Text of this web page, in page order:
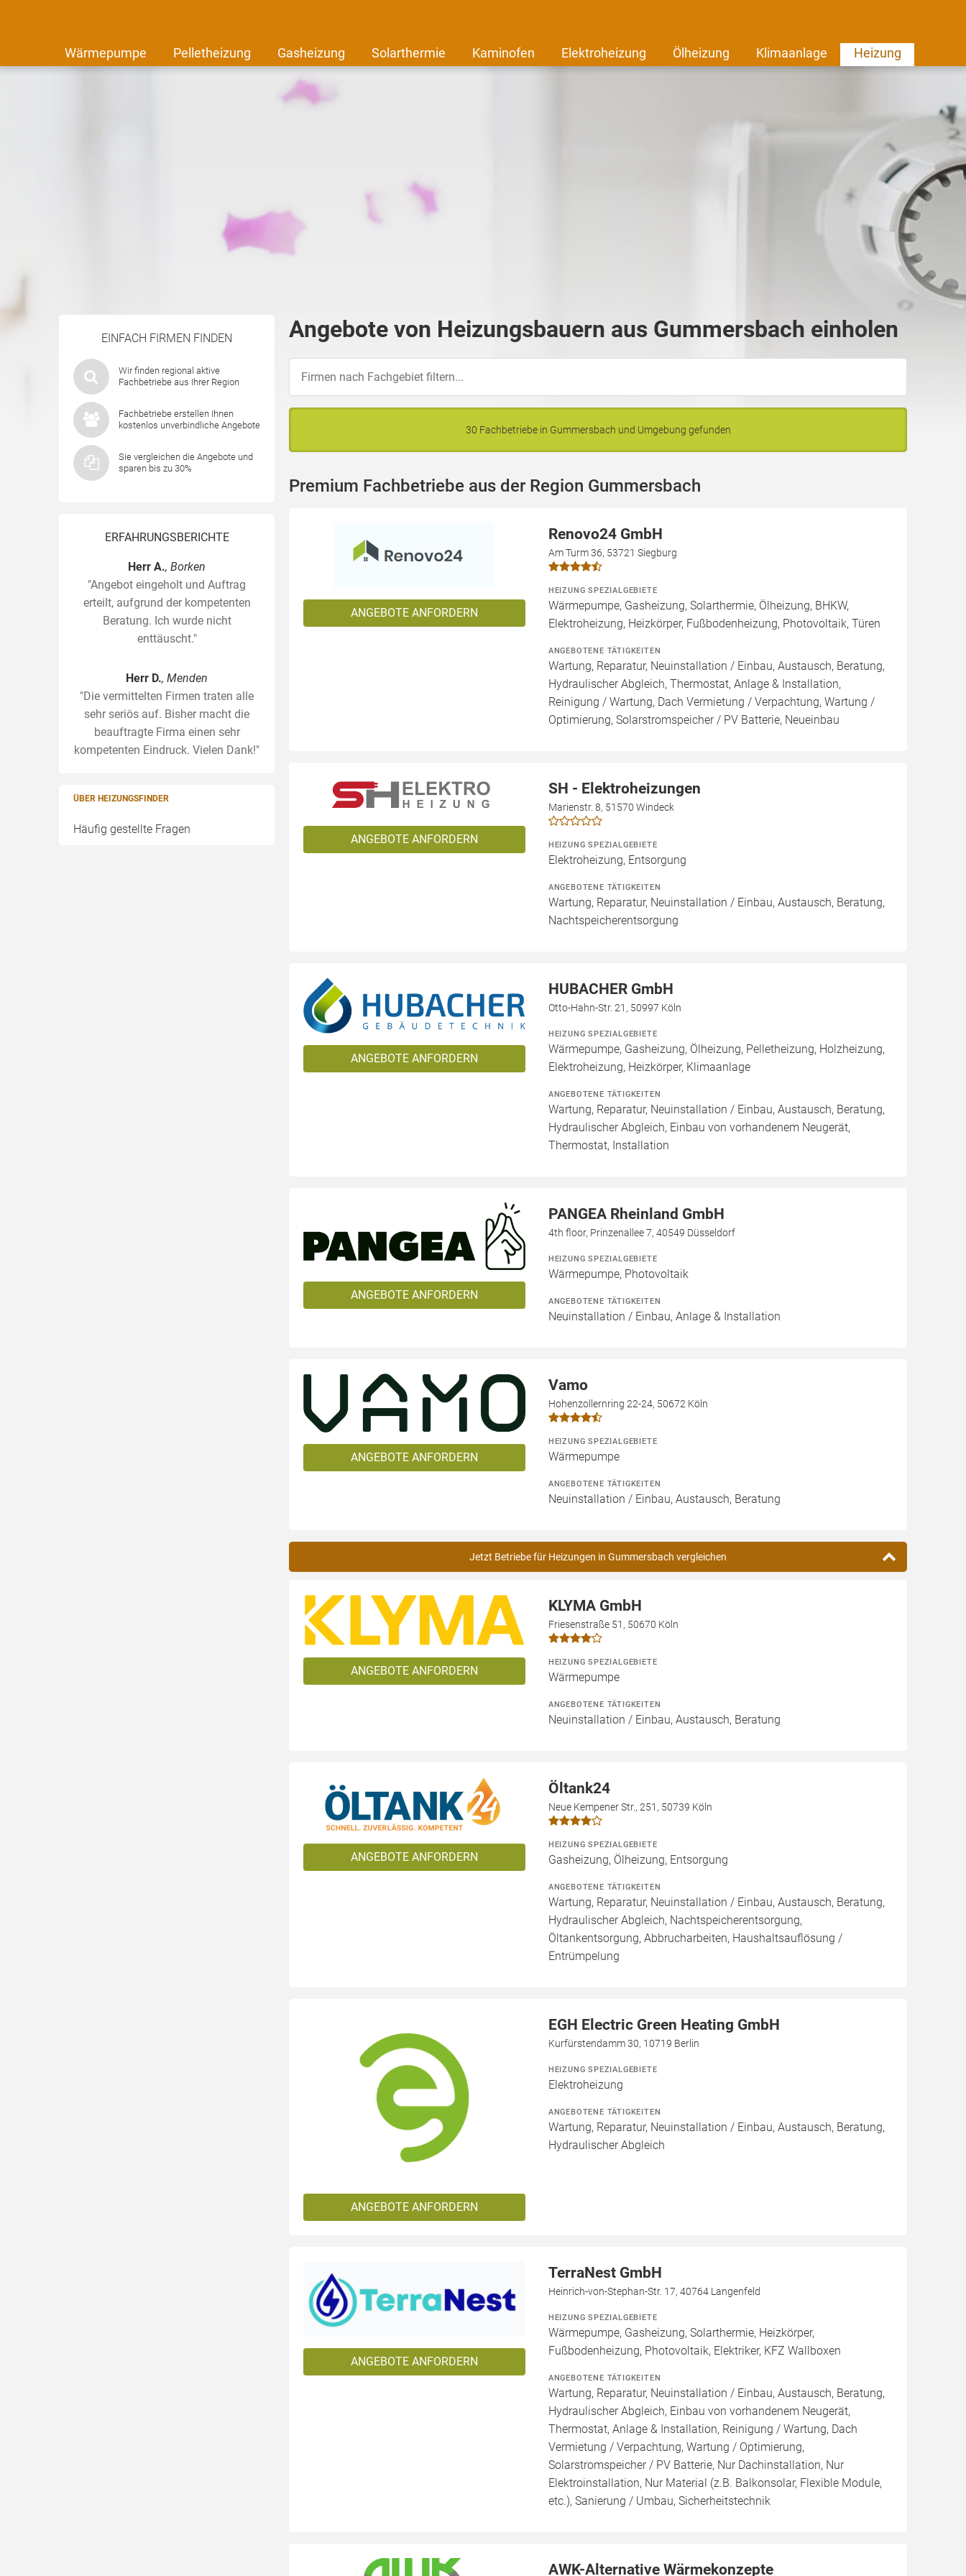
Wärmepumpe Pelletheizung Gasheizung Solarthermie Kaminofen Elektroheizung Ölheizung Klimaanlage Heizung
EINFACH FIRMEN FINDEN
Wir finden regional aktive
Fachbetriebe aus Ihrer Region
Fachbetriebe erstellen Ihnen
kostenlos unverbindliche Angebote
Sie vergleichen die Angebote und
sparen bis zu 30%
ERFAHRUNGSBERICHTE
Herr A., Borken
"Angebot eingeholt und Auftrag
erteilt, aufgrund der kompetenten
Beratung. Ich wurde nicht
enttäuscht."
Herr D., Menden
"Die vermittelten Firmen traten alle
sehr seriös auf. Bisher macht die
beauftragte Firma einen sehr
kompetenten Eindruck. Vielen Dank!"
ÜBER HEIZUNGSFINDER
Häufig gestellte Fragen
Angebote von Heizungsbauern aus Gummersbach einholen
30 Fachbetriebe in Gummersbach und Umgebung gefunden
Premium Fachbetriebe aus der Region Gummersbach
ANGEBOTE ANFORDERN
Renovo24 GmbH
Am Turm 36, 53721 Siegburg
HEIZUNG SPEZIALGEBIETE
Wärmepumpe, Gasheizung, Solarthermie, Ölheizung, BHKW,
Elektroheizung, Heizkörper, Fußbodenheizung, Photovoltaik, Türen
ANGEBOTENE TÄTIGKEITEN
Wartung, Reparatur, Neuinstallation / Einbau, Austausch, Beratung,
Hydraulischer Abgleich, Thermostat, Anlage & Installation,
Reinigung / Wartung, Dach Vermietung / Verpachtung, Wartung /
Optimierung, Solarstromspeicher / PV Batterie, Neueinbau
ANGEBOTE ANFORDERN
SH - Elektroheizungen
Marienstr. 8, 51570 Windeck
HEIZUNG SPEZIALGEBIETE
Elektroheizung, Entsorgung
ANGEBOTENE TÄTIGKEITEN
Wartung, Reparatur, Neuinstallation / Einbau, Austausch, Beratung,
Nachtspeicherentsorgung
ANGEBOTE ANFORDERN
HUBACHER GmbH
Otto-Hahn-Str. 21, 50997 Köln
HEIZUNG SPEZIALGEBIETE
Wärmepumpe, Gasheizung, Ölheizung, Pelletheizung, Holzheizung,
Elektroheizung, Heizkörper, Klimaanlage
ANGEBOTENE TÄTIGKEITEN
Wartung, Reparatur, Neuinstallation / Einbau, Austausch, Beratung,
Hydraulischer Abgleich, Einbau von vorhandenem Neugerät,
Thermostat, Installation
ANGEBOTE ANFORDERN
PANGEA Rheinland GmbH
4th floor, Prinzenallee 7, 40549 Düsseldorf
HEIZUNG SPEZIALGEBIETE
Wärmepumpe, Photovoltaik
ANGEBOTENE TÄTIGKEITEN
Neuinstallation / Einbau, Anlage & Installation
ANGEBOTE ANFORDERN
Vamo
Hohenzollernring 22-24, 50672 Köln
HEIZUNG SPEZIALGEBIETE
Wärmepumpe
ANGEBOTENE TÄTIGKEITEN
Neuinstallation / Einbau, Austausch, Beratung
Jetzt Betriebe für Heizungen in Gummersbach vergleichen
ANGEBOTE ANFORDERN
KLYMA GmbH
Friesenstraße 51, 50670 Köln
HEIZUNG SPEZIALGEBIETE
Wärmepumpe
ANGEBOTENE TÄTIGKEITEN
Neuinstallation / Einbau, Austausch, Beratung
ANGEBOTE ANFORDERN
Öltank24
Neue Kempener Str., 251, 50739 Köln
HEIZUNG SPEZIALGEBIETE
Gasheizung, Ölheizung, Entsorgung
ANGEBOTENE TÄTIGKEITEN
Wartung, Reparatur, Neuinstallation / Einbau, Austausch, Beratung,
Hydraulischer Abgleich, Nachtspeicherentsorgung,
Öltankentsorgung, Abbrucharbeiten, Haushaltsauflösung /
Entrümpelung
ANGEBOTE ANFORDERN
EGH Electric Green Heating GmbH
Kurfürstendamm 30, 10719 Berlin
HEIZUNG SPEZIALGEBIETE
Elektroheizung
ANGEBOTENE TÄTIGKEITEN
Wartung, Reparatur, Neuinstallation / Einbau, Austausch, Beratung,
Hydraulischer Abgleich
ANGEBOTE ANFORDERN
TerraNest GmbH
Heinrich-von-Stephan-Str. 17, 40764 Langenfeld
HEIZUNG SPEZIALGEBIETE
Wärmepumpe, Gasheizung, Solarthermie, Heizkörper,
Fußbodenheizung, Photovoltaik, Elektriker, KFZ Wallboxen
ANGEBOTENE TÄTIGKEITEN
Wartung, Reparatur, Neuinstallation / Einbau, Austausch, Beratung,
Hydraulischer Abgleich, Einbau von vorhandenem Neugerät,
Thermostat, Anlage & Installation, Reinigung / Wartung, Dach
Vermietung / Verpachtung, Wartung / Optimierung,
Solarstromspeicher / PV Batterie, Nur Dachinstallation, Nur
Elektroinstallation, Nur Material (z.B. Balkonsolar, Flexible Module,
etc.), Sanierung / Umbau, Sicherheitstechnik
AWK-Alternative Wärmekonzepte